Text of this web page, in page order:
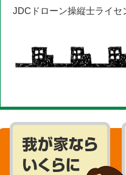
JDCドローン操縦士ライセ